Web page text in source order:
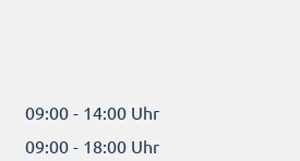
09:00 - 14:00 Uhr
09:00 - 18:00 Uhr